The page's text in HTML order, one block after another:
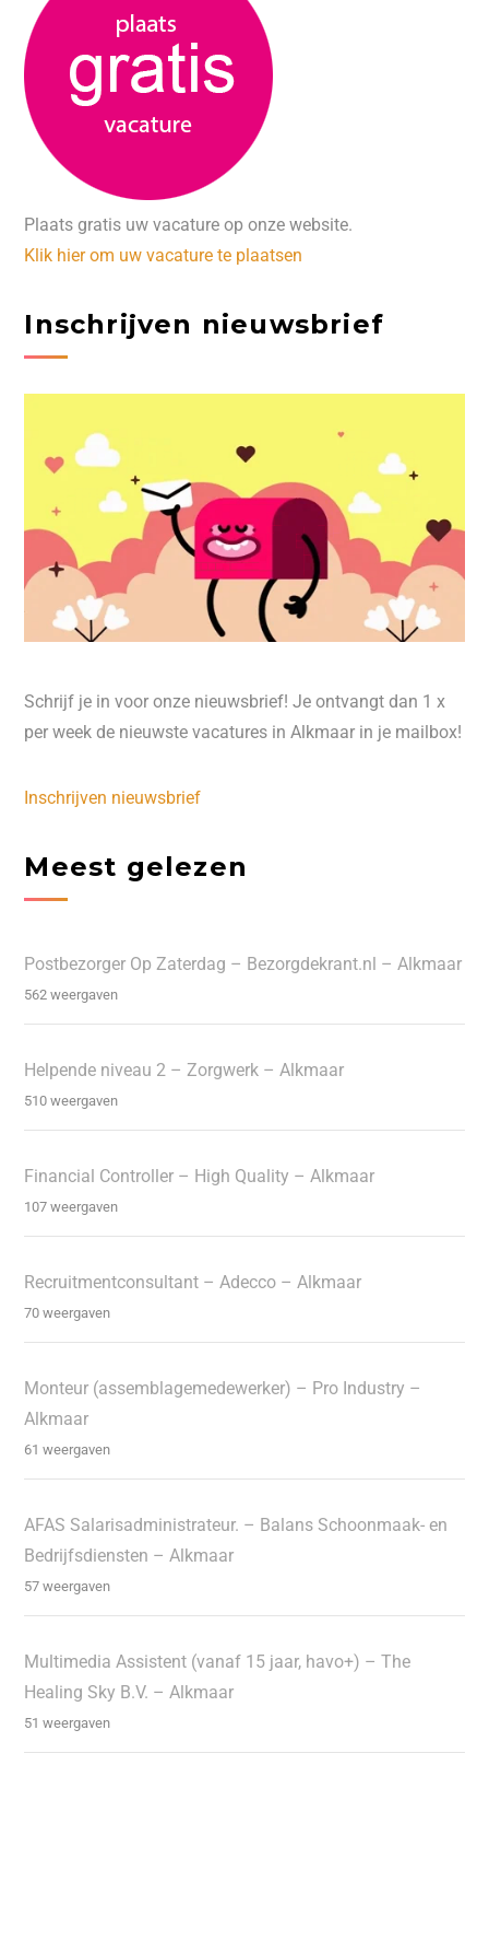
Plaats gratis uw vacature op onze website.
Klik hier om uw vacature te plaatsen
Inschrijven nieuwsbrief
Schrijf je in voor onze nieuwsbrief! Je ontvangt dan 1 x
per week de nieuwste vacatures in Alkmaar in je mailbox!
Inschrijven nieuwsbrief
Meest gelezen
Postbezorger Op Zaterdag – Bezorgdekrant.nl – Alkmaar
562 weergaven
Helpende niveau 2 – Zorgwerk – Alkmaar
510 weergaven
Financial Controller – High Quality – Alkmaar
107 weergaven
Recruitmentconsultant – Adecco – Alkmaar
70 weergaven
Monteur (assemblagemedewerker) – Pro Industry –
Alkmaar
61 weergaven
AFAS Salarisadministrateur. – Balans Schoonmaak- en
Bedrijfsdiensten – Alkmaar
57 weergaven
Multimedia Assistent (vanaf 15 jaar, havo+) – The
Healing Sky B.V. – Alkmaar
51 weergaven